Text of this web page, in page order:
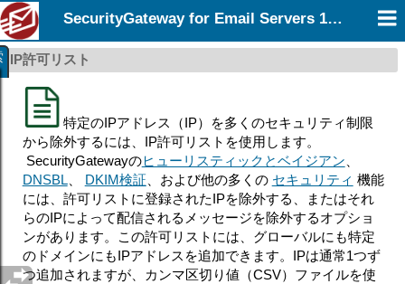
SecurityGateway for Email Servers 12.0
IP許可リスト
特定のIPアドレス（IP）を多くのセキュリティ制限
から除外するには、IP許可リストを使用します。
SecurityGatewayのヒューリスティックとベイジアン
DNSBL、 DKIM検証、および他の多くの セキュリティ 機能
には、許可リストに登録されたIPを除外する、またはそれ
らのIPによって配信されるメッセージを除外するオプショ
ンがあります。この許可リストには、グローバルにも特定
のドメインにもIPアドレスを追加できます。IPは通常1つず
つ追加されますが、カンマ区切り値（CSV）ファイルを使